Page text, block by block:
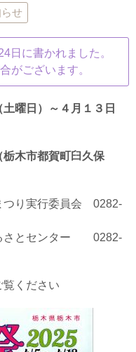
せ
日に書かれました。
がございます。
曜日）～４月１３日
市都賀町臼久保
つり実行委員会 0282-
さとセンター 0282-
ください